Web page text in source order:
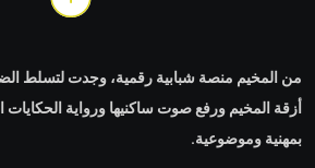
من المخيم منصة شبابية رقمية، وجدت لتسلط
أزقة المخيم ورفع صوت ساكنيها ورواية الحكايات
بمهنية وموضوعية.